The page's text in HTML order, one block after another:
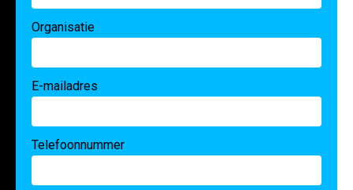
Organisatie
E-mailadres
Telefoonnummer